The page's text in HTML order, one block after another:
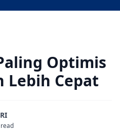
Optimis
Lebih Cepat